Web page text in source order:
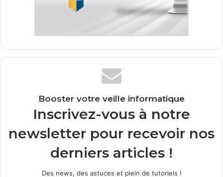
Booster votre veille informatique
Inscrivez-vous à notre
newsletter pour recevoir nos
derniers articles !
Des news, des astuces et plein de tutoriels !